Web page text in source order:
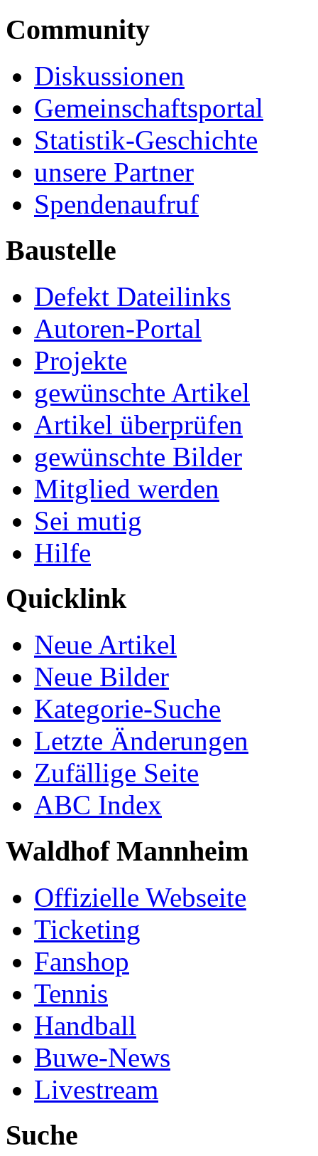
Community
Diskussionen
Gemeinschaftsportal
Statistik-Geschichte
unsere Partner
Spendenaufruf
Baustelle
Defekt Dateilinks
Autoren-Portal
Projekte
gewünschte Artikel
Artikel überprüfen
gewünschte Bilder
Mitglied werden
Sei mutig
Hilfe
Quicklink
Neue Artikel
Neue Bilder
Kategorie-Suche
Letzte Änderungen
Zufällige Seite
ABC Index
Waldhof Mannheim
Offizielle Webseite
Ticketing
Fanshop
Tennis
Handball
Buwe-News
Livestream
Suche